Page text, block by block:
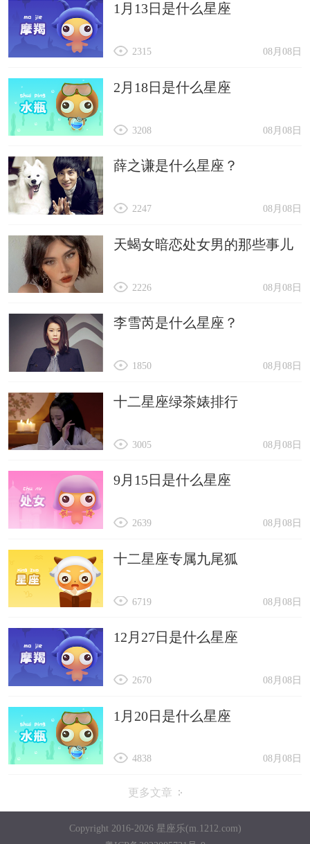
1月13日是什么星座
08月08日
2315
2月18日是什么星座
08月08日
3208
薛之谦是什么星座？
08月08日
2247
天蝎女暗恋处女男的那些事儿
08月08日
2226
李雪芮是什么星座？
08月08日
1850
十二星座绿茶婊排行
08月08日
3005
9月15日是什么星座
08月08日
2639
十二星座专属九尾狐
08月08日
6719
12月27日是什么星座
08月08日
2670
1月20日是什么星座
08月08日
4838
更多文章
Copyright 2016-2026 星座乐(m.1212.com)